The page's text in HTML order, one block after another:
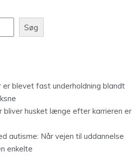
Søg
er blevet fast underholdning blandt
bliver husket længe efter karrieren er
autisme: Når vejen til uddannelse
enkelte